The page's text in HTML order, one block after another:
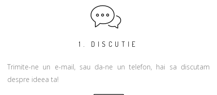
1. DISCUTIE
Trimite-ne un e-mail, sau da-ne un telefon, hai sa discutam
despre ideea ta!